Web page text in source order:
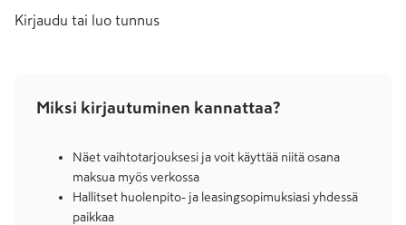
Kirjaudu tai luo tunnus
Miksi kirjautuminen kannattaa?
Näet vaihtotarjouksesi ja voit käyttää niitä osana
maksua myös verkossa
Hallitset huolenpito- ja leasingsopimuksiasi yhdessä
paikkaa